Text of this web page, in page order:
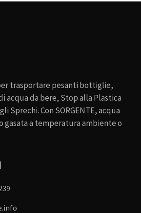
trasportare pesanti bottiglie,
acqua da bere, Stop alla Plastica
Sprechi. Con SORGENTE, acqua
o gasata a temperatura ambiente o